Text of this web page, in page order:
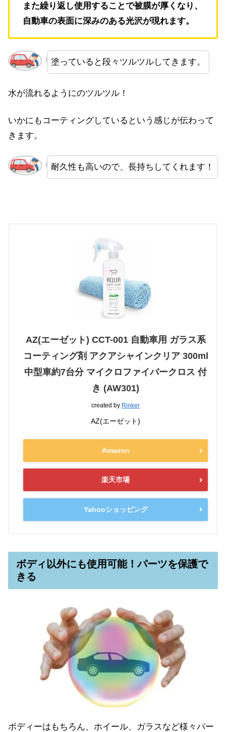
また繰り返し使用することで被膜が厚くなり、
自動車の表面に深みのある光沢が現れます。
塗っていると段々ツルツルしてきます。
水が流れるようにのツルツル！
いかにもコーティングしているという感じが伝わって
きます。
耐久性も高いので、長持ちしてくれます！
AZ(エーゼット) CCT-001 自動車用 ガラス系
コーティング剤 アクアシャインクリア 300ml
中型車約7台分 マイクロファイバークロス 付
き (AW301)
created by Rinker
AZ(エーゼット)
Amazon
楽天市場
Yahooショッピング
ボディ以外にも使用可能！パーツを保護で
きる
ボディーはもちろん、ホイール、ガラスなど様々パー